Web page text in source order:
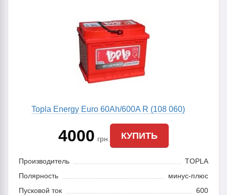
Topla Energy Euro 60Ah/600A R (108 060)
4000 грн. КУПИТЬ
Производитель
TOPLA
Полярность
минус-плюс
Пусковой ток
600